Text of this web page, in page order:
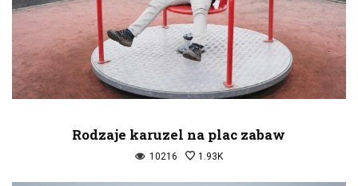
Rodzaje karuzel na plac zabaw
10216 1.93K